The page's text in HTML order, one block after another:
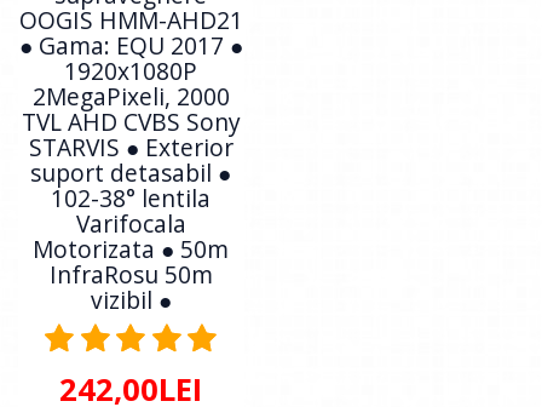
OOGIS HMM-AHD21
● Gama: EQU 2017 ●
1920x1080P
2MegaPixeli, 2000
TVL AHD CVBS Sony
STARVIS ● Exterior
suport detasabil ●
102-38° lentila
Varifocala
Motorizata ● 50m
InfraRosu 50m
vizibil ●
242,00LEI